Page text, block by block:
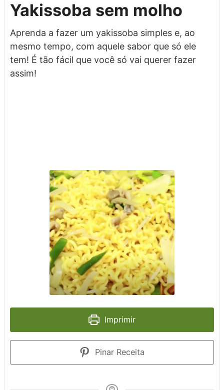
Yakissoba sem molho
Aprenda a fazer um yakissoba simples e, ao
mesmo tempo, com aquele sabor que só ele
tem! É tão fácil que você só vai querer fazer
assim!
Imprimir
Pinar Receita